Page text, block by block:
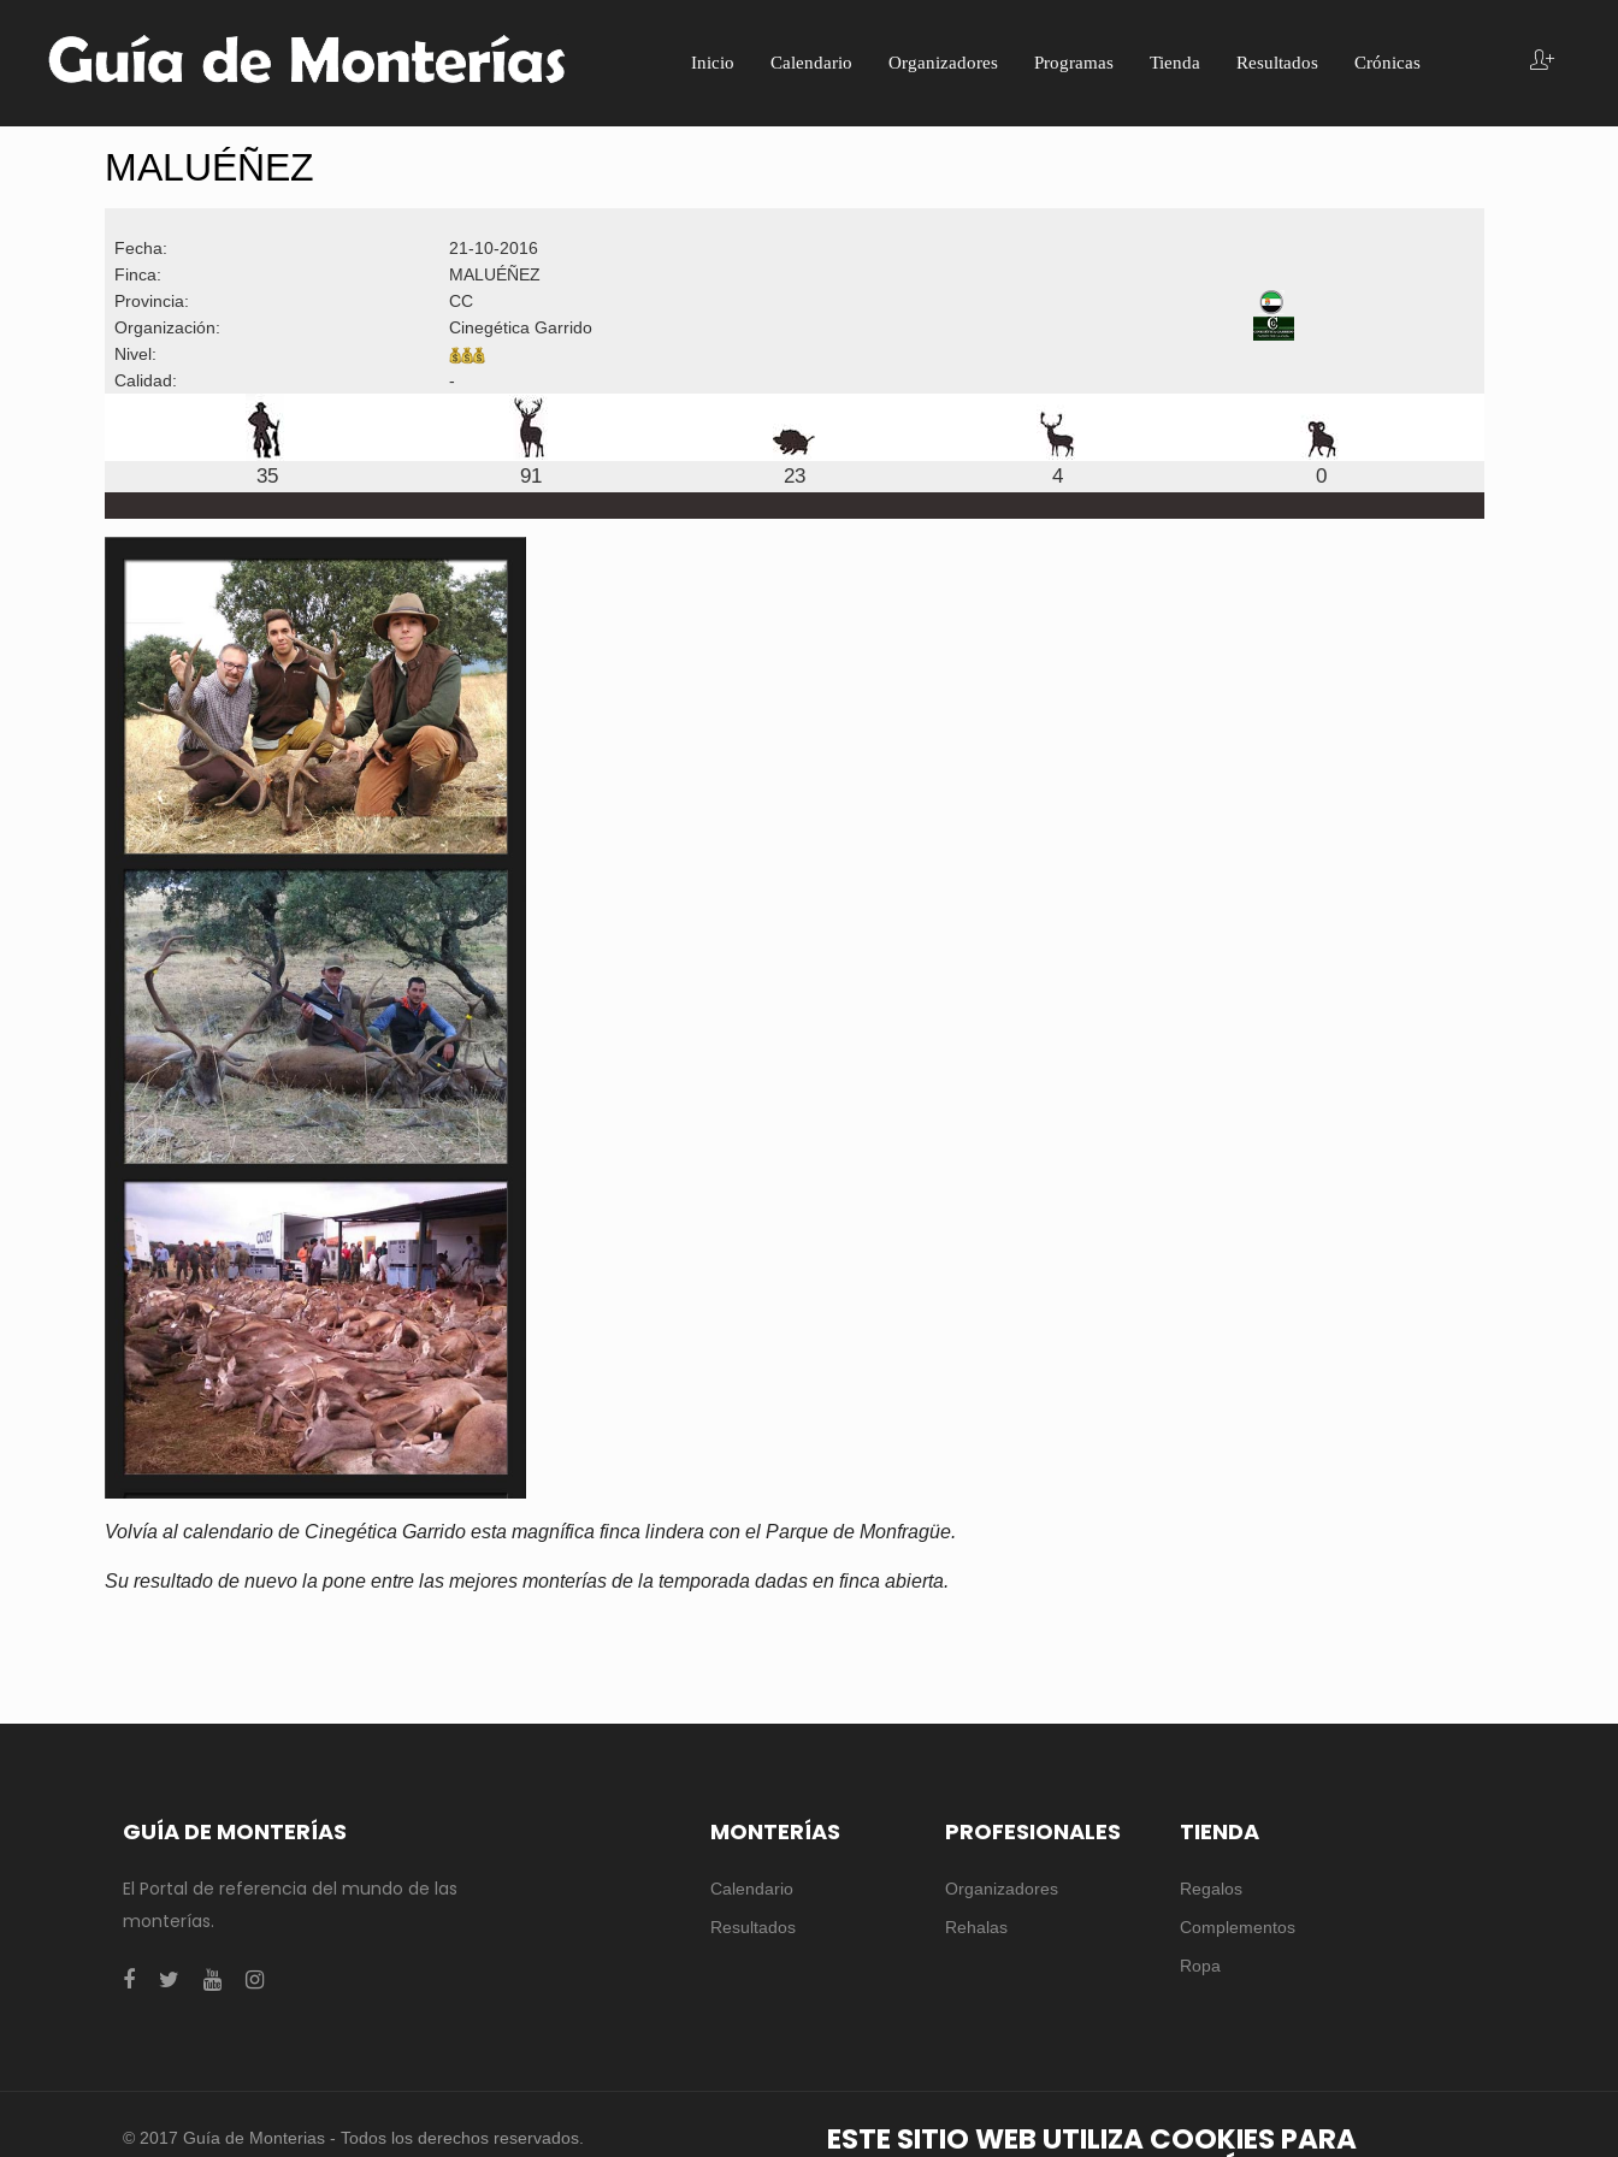
Inicio Calendario Organizadores Programas Tienda Resultados Crónicas
MALUÉÑEZ
Fecha:
21-10-2016
Finca:
MALUÉÑEZ
Provincia:
CC
Organización:
Cinegética Garrido
Nivel:
Calidad:
-
35 91 23 4 0
Volvía al calendario de Cinegética Garrido esta magnífica finca lindera con el Parque de Monfragüe.
Su resultado de nuevo la pone entre las mejores monterías de la temporada dadas en finca abierta.
GUÍA DE MONTERÍAS
El Portal de referencia del mundo de las
monterías.
MONTERÍAS
Calendario
Resultados
PROFESIONALES
Organizadores
Rehalas
TIENDA
Regalos
Complementos
Ropa
© 2017 Guía de Monterias - Todos los derechos reservados. ESTE SITIO WEB UTILIZA COOKIES PARA